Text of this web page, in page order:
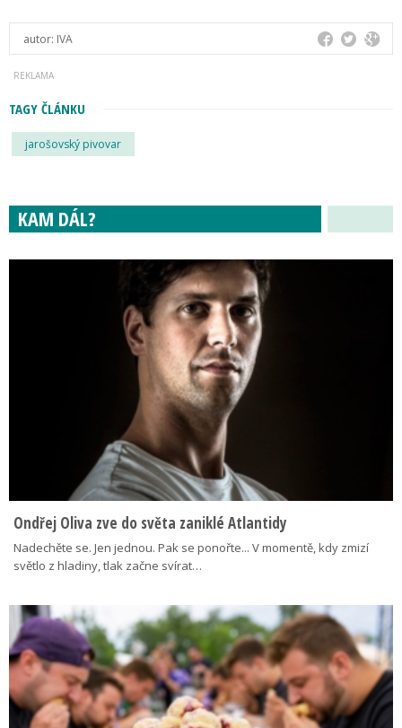
autor: IVA
TAGY ČLÁNKU
jarošovský pivovar
KAM DÁL?
Ondřej Oliva zve do světa zaniklé Atlantidy
Nadechěte se. Jen jednou. Pak se ponořte... V momentě, kdy zmizí
světlo z hladiny, tlak začne svírat…